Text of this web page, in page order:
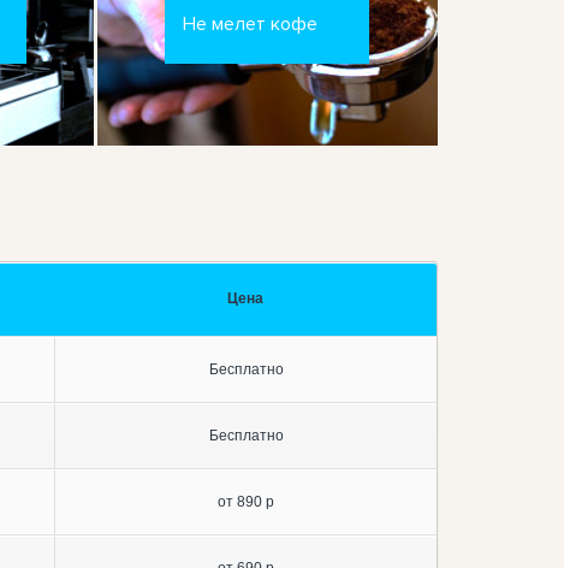
Не мелет кофе
Цена
Бесплатно
Бесплатно
от 890 р